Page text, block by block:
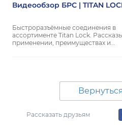
Видеообзор БРС | TITAN
Быстроразъёмные соединения в
ассортименте Titan Lock.
применении, преимуществах и…
Рассказать друзьям